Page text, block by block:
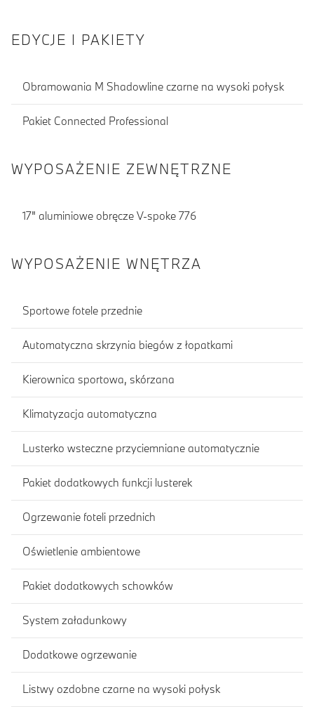
EDYCJE I PAKIETY
Obramowania M Shadowline czarne na wysoki połysk
Pakiet Connected Professional
WYPOSAŻENIE ZEWNĘTRZNE
17" aluminiowe obręcze V-spoke 776
WYPOSAŻENIE WNĘTRZA
Sportowe fotele przednie
Automatyczna skrzynia biegów z łopatkami
Kierownica sportowa, skórzana
Klimatyzacja automatyczna
Lusterko wsteczne przyciemniane automatycznie
Pakiet dodatkowych funkcji lusterek
Ogrzewanie foteli przednich
Oświetlenie ambientowe
Pakiet dodatkowych schowków
System załadunkowy
Dodatkowe ogrzewanie
Listwy ozdobne czarne na wysoki połysk